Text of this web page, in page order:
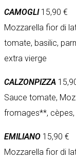
CAMOGLI15,90 €
Mozzarella fior di
tomate, basilic,
extra vierge
CALZONPIZZA
Sauce tomate,
fromages**,
EMILIANO 15,90 €
Mozzarella fior di